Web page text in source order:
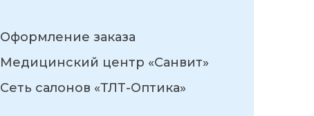
Оформление заказа
Медицинский центр «Санвит»
Сеть салонов «ТЛТ-Оптика»